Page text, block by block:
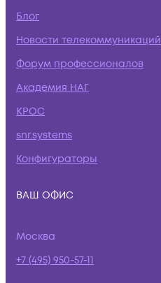
Блог
Новости телекоммуникаций
Форум профессионалов
Академия НАГ
КРОС
snr.systems
Конфигураторы
ВАШ ОФИС
Москва
+7 (495) 950-57-11